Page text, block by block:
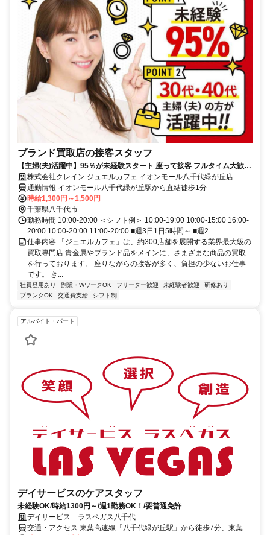
ブランド買取店の接客スタッフ
【主婦(夫)活躍中】95％が未経験スタート 座って接客 フルタイム大歓迎
データ入力あり
株式会社クレイン ジュエルカフェ イオンモール八千代緑が丘店
通勤情報 イオンモール八千代緑が丘駅から直結徒歩1分
時給1,300円～1,500円
千葉県八千代市
勤務時間 10:00-20:00 ＜シフト例＞ 10:00-19:00 10:00-15:00 16:00-
20:00 10:00-20:00 11:00-20:00 ■週3日1日5時間～ ■週2...
仕事内容 「ジュエルカフェ」は、約300店舗を展開する業界最大級の
買取専門店 貴金属やブランド品をメインに、さまざまな商品の買取
を行っております。 座りながらの接客が多く、負担の少ないお仕事
です。 き...
社員登用あり 副業・WワークOK フリーター歓迎 未経験者歓迎
研修あり
ブランクOK
交通費支給 シフト制
アルバイト・パート
デイサービスのケアスタッフ
未経験OK/時給1300円～/週1勤務OK！/要普通免許
デイサービス ラスベガス八千代
交通・アクセス 東葉高速線「八千代緑が丘駅」から徒歩7分、東葉高